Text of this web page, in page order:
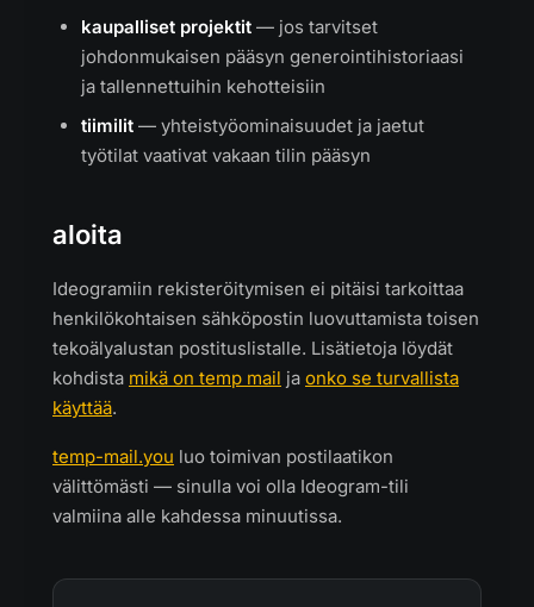
kaupalliset projektit — jos tarvitset
johdonmukaisen pääsyn generointihistoriaasi
ja tallennettuihin kehotteisiin
tiimilit — yhteistyöominaisuudet ja jaetut
työtilat vaativat vakaan tilin pääsyn
aloita
Ideogramiin rekisteröitymisen ei pitäisi tarkoittaa
henkilökohtaisen sähköpostin luovuttamista toisen
tekoälyalustan postituslistalle. Lisätietoja löydät
kohdista mikä on temp mail ja onko se turvallista
käyttää.
temp-mail.you luo toimivan postilaatikon
välittömästi — sinulla voi olla Ideogram-tili
valmiina alle kahdessa minuutissa.